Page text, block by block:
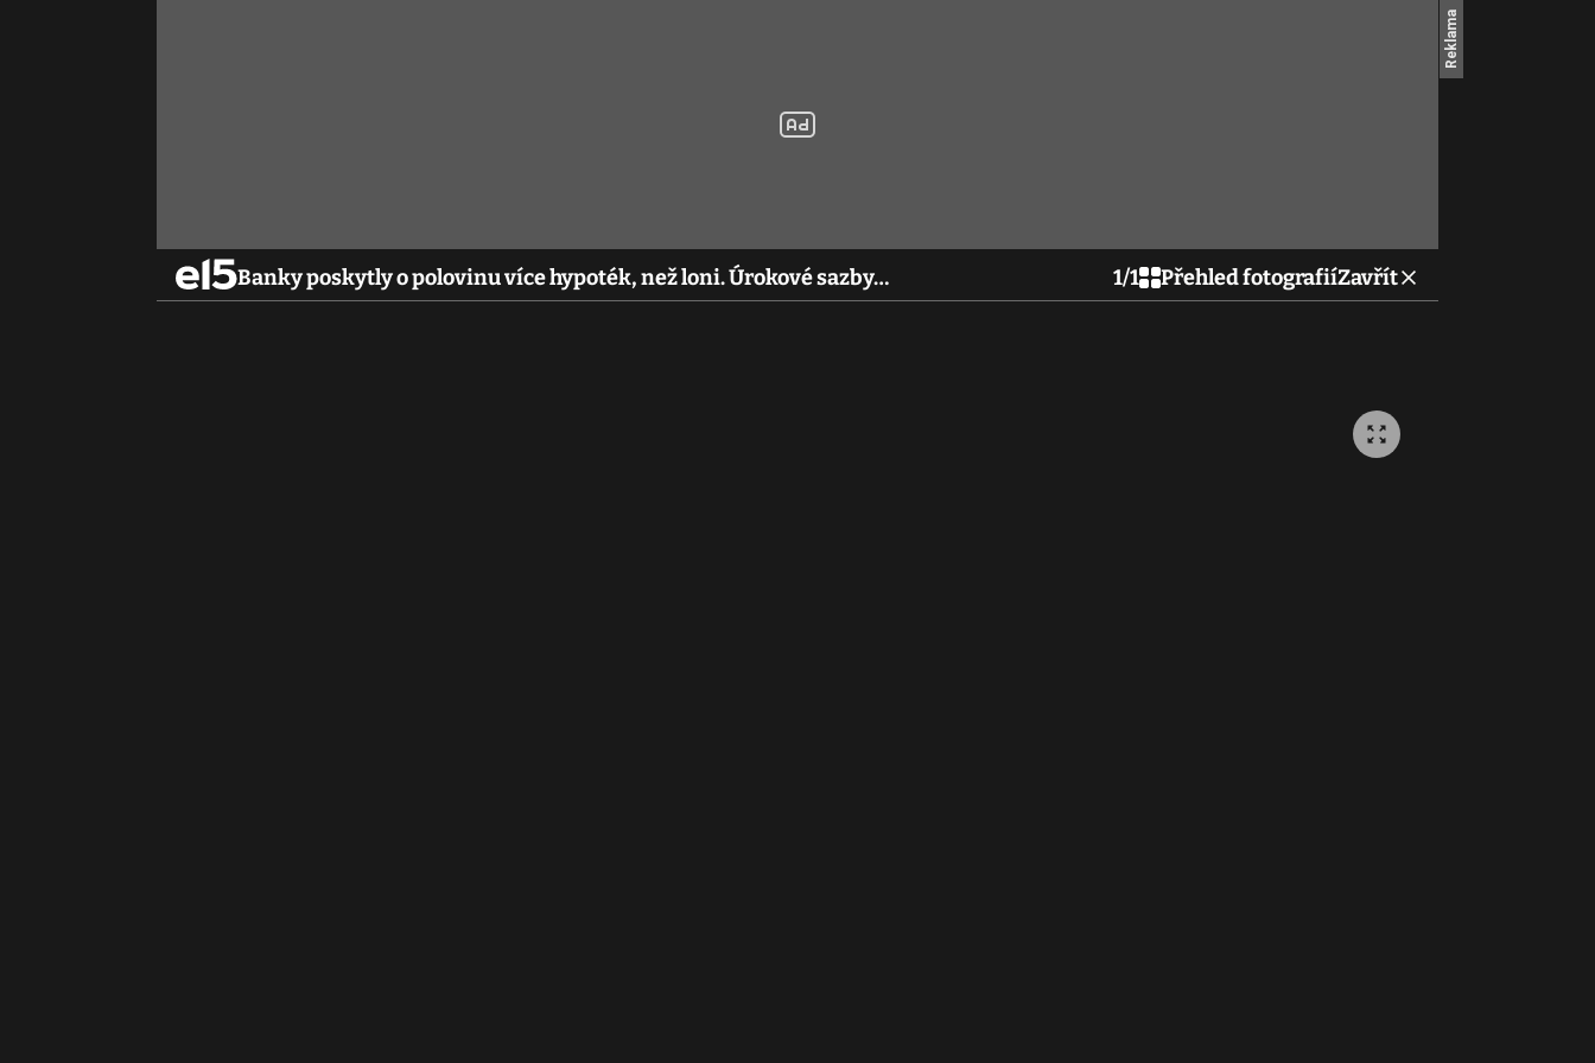
Banky poskytly o polovinu více hypoték, než loni. Úrokové sazby… 1/1 Přehled fotografiíZavřít